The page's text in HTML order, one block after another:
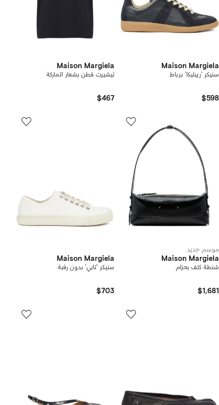
Maison Margiela
سنيكر 'ريبليكا' برباط
$598
Maison Margiela
تيشيرت قطن بشعار الماركة
$467
موسم جديد
Maison Margiela
شنطة كتف بحزام
$1,681
Maison Margiela
سنيكر 'تابي' بدون رقبة
$703